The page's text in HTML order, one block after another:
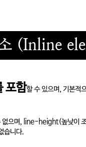
(Inline
포함할 수 있으며, 기본적
으며, line-height(높낮이
습니다.